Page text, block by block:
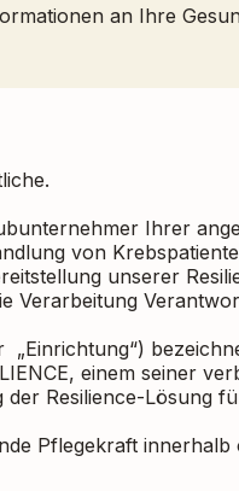
an Ihre
Ihrer
von
unserer
Verarbeitung
einem seiner
Resilience-Lösung
Pflegekraft